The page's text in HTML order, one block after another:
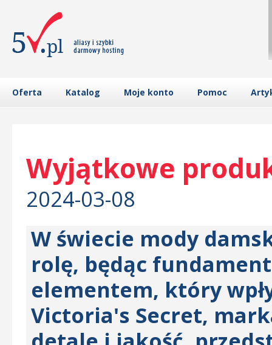
Oferta Katalog Moje konto Pomoc
Wyjątkowe
2024-03-08
W świecie mody
rolę, będąc
elementem, który
Victoria's Secret,